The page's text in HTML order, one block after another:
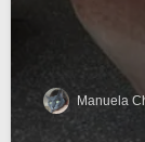
Manuela